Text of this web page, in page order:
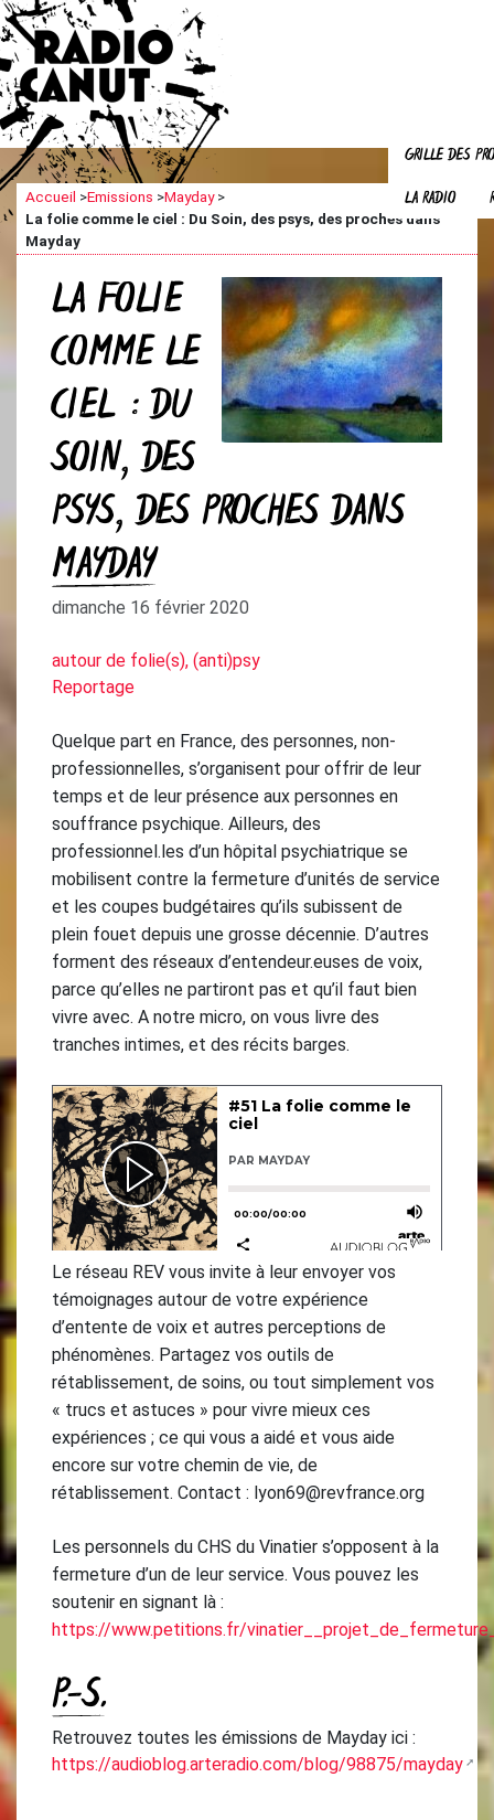
GRILLE DES
LA RADIO
Accueil >Emissions >Mayday>
La folie comme le ciel : Du Soin, des psys, des proches dans
Mayday
LA FOLIE
COMME LE
CIEL : DU
SOIN, DES
PSYS, DES PROCHES DANS
MAYDAY
dimanche 16 février 2020
autour de folie(s), (anti)psy
Reportage
Quelque part en France, des personnes, non-
professionnelles, s’organisent pour offrir de leur
temps et de leur présence aux personnes en
souffrance psychique. Ailleurs, des
professionnel.les d’un hôpital psychiatrique se
mobilisent contre la fermeture d’unités de service
et les coupes budgétaires qu’ils subissent de
plein fouet depuis une grosse décennie. D’autres
forment des réseaux d’entendeur.euses de voix,
parce qu’elles ne partiront pas et qu’il faut bien
vivre avec. A notre micro, on vous livre des
tranches intimes, et des récits barges.
Le réseau REV vous invite à leur envoyer vos
témoignages autour de votre expérience
d’entente de voix et autres perceptions de
phénomènes. Partagez vos outils de
rétablissement, de soins, ou tout simplement vos
« trucs et astuces » pour vivre mieux ces
expériences ; ce qui vous a aidé et vous aide
encore sur votre chemin de vie, de
rétablissement. Contact : lyon69@revfrance.org
Les personnels du CHS du Vinatier s’opposent à la
fermeture d’un de leur service. Vous pouvez les
soutenir en signant là :
https://www.petitions.fr/
P.-S.
Retrouvez toutes les émissions de Mayday ici :
https://audioblog.arteradio.com/blog/98875/mayday